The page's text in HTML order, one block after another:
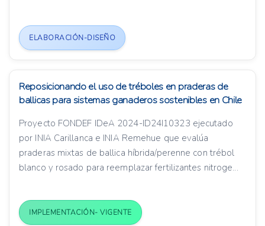
ELABORACIÓN-DISEÑO
Reposicionando el uso de tréboles en praderas de
ballicas para sistemas ganaderos sostenibles en Chile
Proyecto FONDEF IDeA 2024-ID24I10323 ejecutado
por INIA Carillanca e INIA Remehue que evalúa
praderas mixtas de ballica híbrida/perenne con trébol
blanco y rosado para reemplazar fertilizantes nitroge...
IMPLEMENTACIÓN- VIGENTE